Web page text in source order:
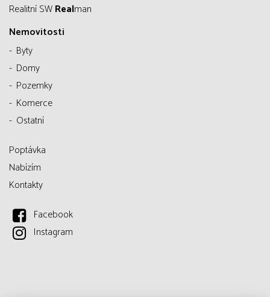
Realitní SWRealman
Nemovitosti
Byty
Domy
Pozemky
Komerce
Ostatní
Poptávka
Nabízím
Kontakty
Facebook
Instagram